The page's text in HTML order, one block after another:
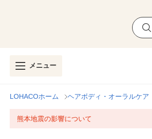
メニュー
LOHACOホーム ヘアボディ・オーラルケア
熊本地震の影響について